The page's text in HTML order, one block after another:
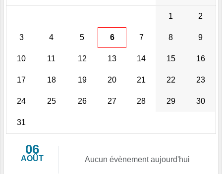
1 2
3 4 5 6 7 8 9
10 11 12 13 14 15 16
17 18 19 20 21 22 23
24 25 26 27 28 29 30
31
06
AOÛT Aucun évènement aujourd'hui